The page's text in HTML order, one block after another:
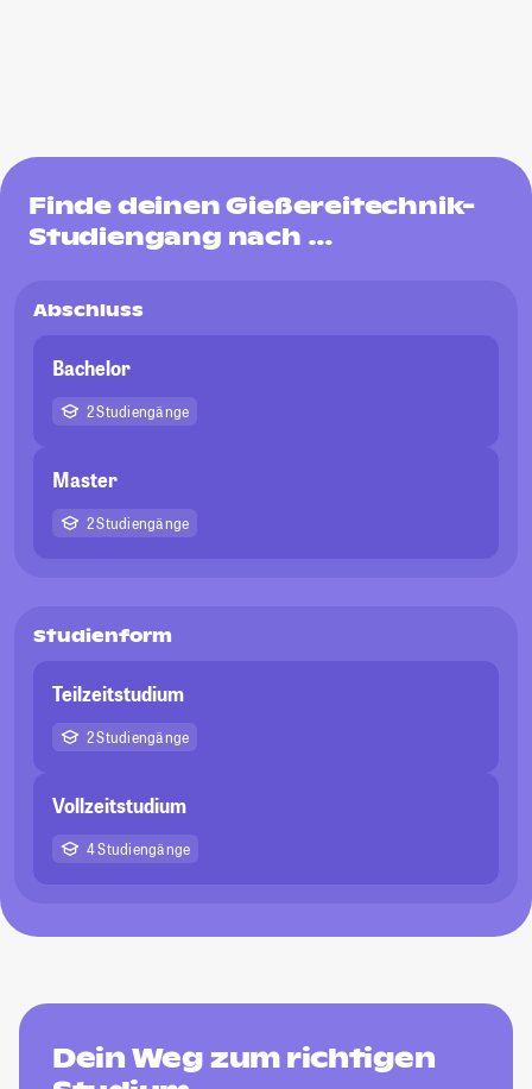
Finde deinen Gießereitechnik-
Studiengang nach …
Abschluss
Bachelor
2 Studiengänge
Master
2 Studiengänge
Studienform
Teilzeitstudium
2 Studiengänge
Vollzeitstudium
4 Studiengänge
Dein Weg zum richtigen